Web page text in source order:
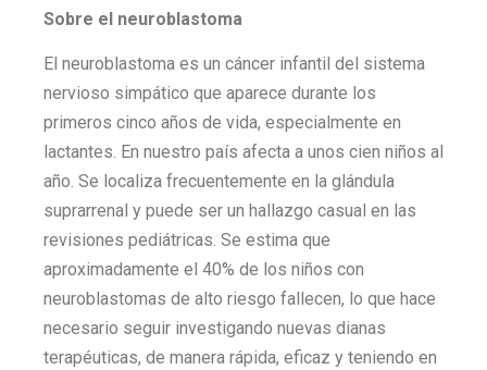
Sobre el neuroblastoma
El neuroblastoma es un cáncer infantil del sistema
nervioso simpático que aparece durante los
primeros cinco años de vida, especialmente en
lactantes. En nuestro país afecta a unos cien niños al
año. Se localiza frecuentemente en la glándula
suprarrenal y puede ser un hallazgo casual en las
revisiones pediátricas. Se estima que
aproximadamente el 40% de los niños con
neuroblastomas de alto riesgo fallecen, lo que hace
necesario seguir investigando nuevas dianas
terapéuticas, de manera rápida, eficaz y teniendo en